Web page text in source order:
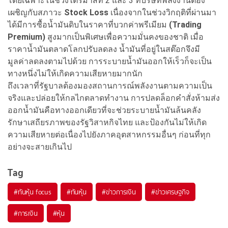
เผชิญกับสภาวะ Stock Loss เนื่องจากในช่วงวิกฤติที่ผ่านมา
ได้มีการซื้อน้ำมันดิบในราคาที่บวกค่าพรีเมียม (Trading
Premium) สูงมากเป็นพิเศษเพื่อความมั่นคงของชาติ เมื่อ
ราคาน้ำมันตลาดโลกปรับลดลง น้ำมันที่อยู่ในสต๊อกจึงมี
มูลค่าลดลงตามไปด้วย การระบายน้ำมันออกให้เร็วก็จะเป็น
ทางหนึ่งไม่ให้เกิดความเสียหายมากนัก
ถึงเวลาที่รัฐบาลต้องมองสถานการณ์พลังงานตามความเป็น
จริงและปล่อยให้กลไกตลาดทำงาน การปลดล็อกคำสั่งห้ามส่ง
ออกน้ำมันคือทางออกเดียวที่จะช่วยระบายน้ำมันล้นคลัง
รักษาเสถียรภาพของรัฐวิสาหกิจไทย และป้องกันไม่ให้เกิด
ความเสียหายต่อเนื่องไปยังภาคอุตสาหกรรมอื่นๆ ก่อนที่ทุก
อย่างจะสายเกินไป
Tag
#ทันหุ้น focus #ทันหุ้น #ข่าวการเงิน #ข่าวเศรษฐกิจ
#การเงิน #หุ้น